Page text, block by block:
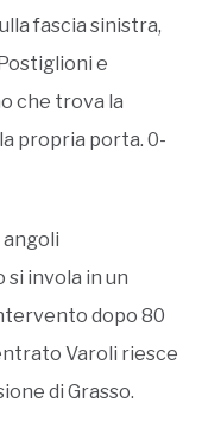
fascia sinistra,
e
che trova la
propria porta. 0-
angoli
si invola in un
dopo 80
Varoli riesce
di Grasso.